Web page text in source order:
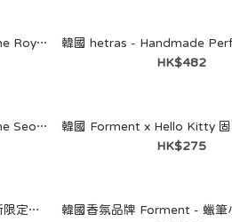
韓國 hetras - Handmade Perfume Royal Wood 50ml
HK$482
韓國 hetras - Handmade Perfume Seowon 50ml
HK$275
韓國香氛品牌 Forment - 蠟筆小新限定版香水 (小白)